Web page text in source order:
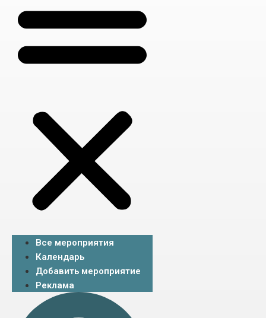
Все мероприятия
Календарь
Добавить мероприятие
Реклама